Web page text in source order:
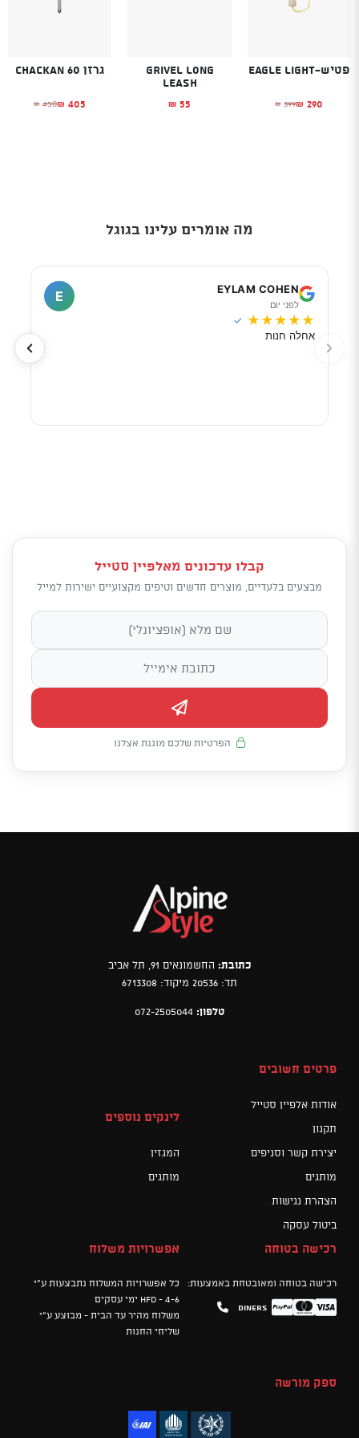
פטיש-Eagle Light
₪ 399
המחיר המקורי היה: ₪399.₪ 290 המחיר הנוכחי הוא: ₪290.
Grivel Long
leash
₪ 55
גרזן Chackan 60
₪ 450
המחיר המקורי₪ 405 המחיר הנוכחי
מה אומרים עלינו בגוגל
EYLAM COHEN
לפני יום
E
★
★
★
★
★
✓
אחלה חנות
קבלו עדכונים מאלפיין סטייל
מבצעים בלעדיים, מוצרים חדשים וטיפים מקצועיים ישירות למייל
הפרטיות שלכם מוגנת אצלנו
כתובת: החשמונאים 91, תל אביב
תד: 20536 מיקוד: 6713308
טלפון: 072-2505044
פרטים חשובים
אודות אלפיין סטייל
תקנון
יצירת קשר וסניפים
מותגים
הצהרת נגישות
ביטול עסקה
לינקים נוספים
המגזין
מותגים
רכישה בטוחה
רכישה בטוחה ומאובטחת באמצעות:
Visa
Mastercard
PayPal
Diners
אפשרויות משלוח
כל אפשרויות המשלוח נתבצעות ע"י
HFD - 4-6 ימי עסקים
משלוח מהיר עד הבית - מבוצע ע"י
שליחי החנות
ספק מורשה